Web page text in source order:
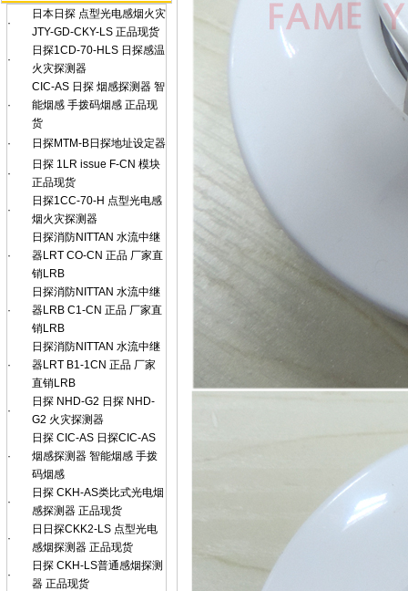
·
日本日探 点型光电感烟火灾
JTY-GD-CKY-LS 正品现货
·
日探1CD-70-HLS 日探感温
火灾探测器
·
CIC-AS 日探 烟感探测器 智
能烟感 手拨码烟感 正品现
货
·
日探MTM-B日探地址设定器
·
日探 1LR issue F-CN 模块
正品现货
·
日探1CC-70-H 点型光电感
烟火灾探测器
·
日探消防NITTAN 水流中继
器LRT CO-CN 正品 厂家直
销LRB
·
日探消防NITTAN 水流中继
器LRB C1-CN 正品 厂家直
销LRB
·
日探消防NITTAN 水流中继
器LRT B1-1CN 正品 厂家
直销LRB
·
日探 NHD-G2 日探 NHD-
G2 火灾探测器
·
日探 CIC-AS 日探CIC-AS
烟感探测器 智能烟感 手拨
码烟感
·
日探 CKH-AS类比式光电烟
感探测器 正品现货
·
日日探CKK2-LS 点型光电
感烟探测器 正品现货
·
日探 CKH-LS普通感烟探测
器 正品现货